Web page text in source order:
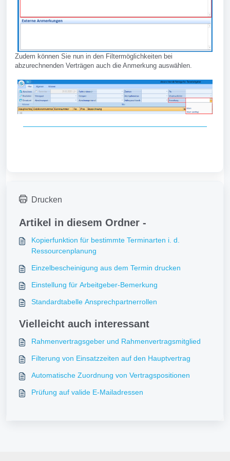
Zudem können Sie nun in den Filtermöglichkeiten bei
abzurechnenden Verträgen auch die Anmerkung auswählen.
Drucken
Artikel in diesem Ordner -
Kopierfunktion für bestimmte Terminarten i. d.
Ressourcenplanung
Einzelbescheinigung aus dem Termin drucken
Einstellung für Arbeitgeber-Bemerkung
Standardtabelle Ansprechpartnerrollen
Vielleicht auch interessant
Rahmenvertragsgeber und Rahmenvertragsmitglied
Filterung von Einsatzzeiten auf den Hauptvertrag
Automatische Zuordnung von Vertragspositionen
Prüfung auf valide E-Mailadressen